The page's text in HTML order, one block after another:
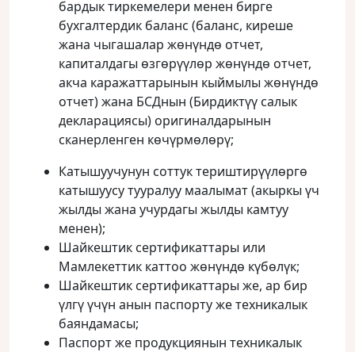
бардык тиркемелери менен бирге
бухгалтердик баланс (баланс, киреше
жана чыгашалар жөнүндө отчет,
капиталдагы өзгөрүүлөр жөнүндө отчет,
акча каражаттарынын кыймылы жөнүндө
отчет) жана БСДнын (Бирдиктүү салык
декларациясы) оригиналдарынын
сканерленген көчүрмөлөрү;
Катышуучунун соттук териштирүүлөргө
катышуусу тууралуу маалымат (акыркы үч
жылды жана учурдагы жылды камтуу
менен);
Шайкештик сертификаттары или
Мамлекеттик каттоо жөнүндө күбөлүк;
Шайкештик сертификаттары же, ар бир
үлгү үчүн анын паспорту же техникалык
баяндамасы;
Паспорт же продукциянын техникалык